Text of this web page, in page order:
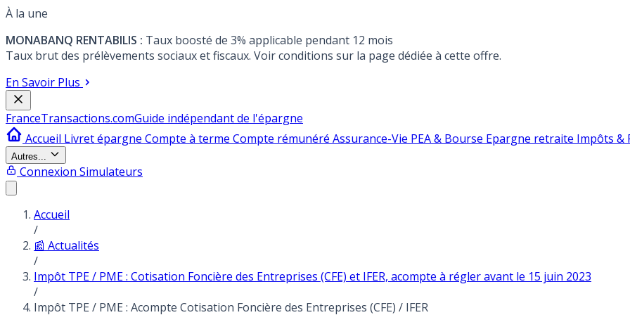
À la une
MONABANQ RENTABILIS : Taux boosté de 3% applicable pendant 12 mois
Taux brut des prélèvements sociaux et fiscaux. Voir conditions sur la page dédiée à cette offre.
En Savoir Plus
FranceTransactions.comGuide indépendant de l'épargne
Accueil Livret épargne Compte à terme Compte rémunéré Assurance-Vie PEA & Bourse Epargne retraite Impôts &
Autres...
Connexion Simulateurs
Accueil
/
📰 Actualités
/
Impôt TPE / PME : Cotisation Foncière des Entreprises (CFE) et IFER, acompte à régler avant le 15 juin 2023
/
Impôt TPE / PME : Acompte Cotisation Foncière des Entreprises (CFE) / IFER